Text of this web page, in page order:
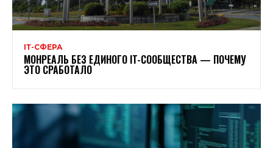
ІТ-СФЕРА
МОНРЕАЛЬ БЕЗ ЕДИНОГО IT-СООБЩЕСТВА — ПОЧЕМУ
ЭТО СРАБОТАЛО